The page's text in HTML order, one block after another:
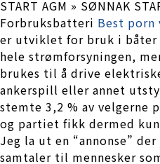
START AGM » SØNNAK
Forbruksbatteri Best porn
er utviklet for bruk i
hele strømforsyningen,
brukes til å drive
ankerspill eller annet
stemte 3,2 % av velgerne
og partiet fikk dermed
Jeg la ut en “annonse”
samtaler til mennesker